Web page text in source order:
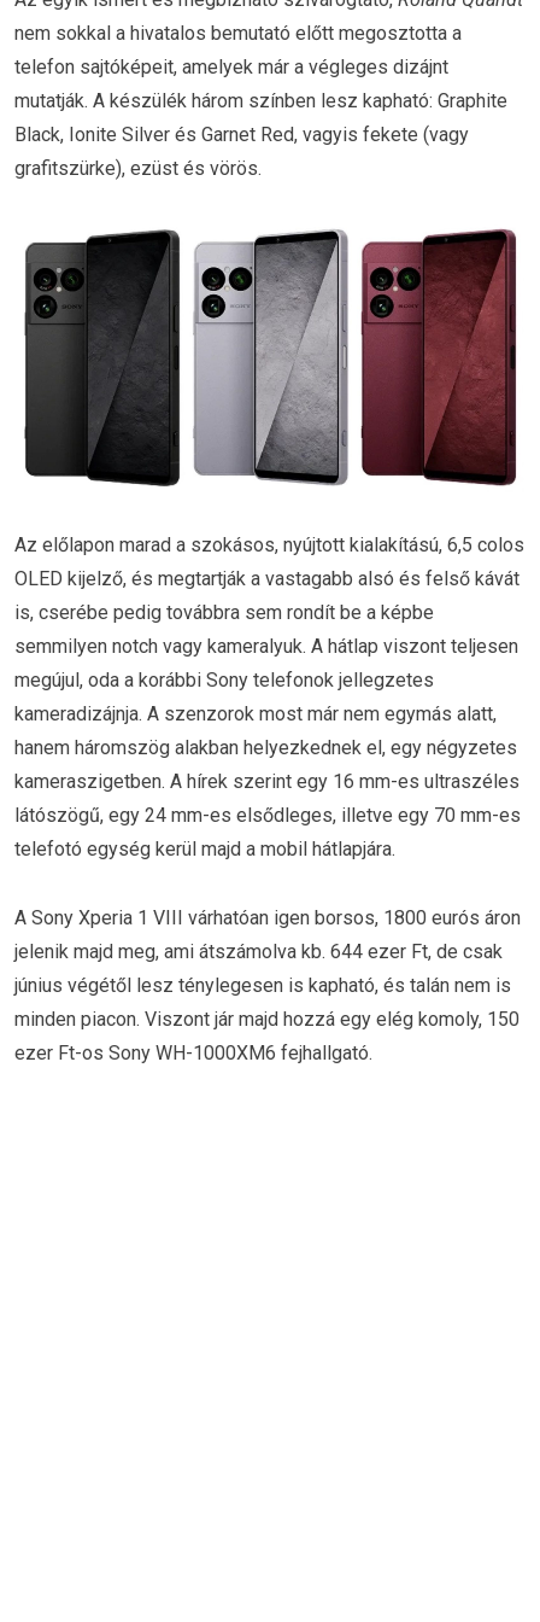
nem sokkal a hivatalos bemutató előtt megosztotta a
telefon sajtóképeit, amelyek már a végleges dizájnt
mutatják. A készülék három színben lesz kapható: Graphite
Black, Ionite Silver és Garnet Red, vagyis fekete (vagy
grafitszürke), ezüst és vörös.
Az előlapon marad a szokásos, nyújtott kialakítású, 6,5 colos
OLED kijelző, és megtartják a vastagabb alsó és felső kávát
is, cserébe pedig továbbra sem rondít be a képbe
semmilyen notch vagy kameralyuk. A hátlap viszont teljesen
megújul, oda a korábbi Sony telefonok jellegzetes
kameradizájnja. A szenzorok most már nem egymás alatt,
hanem háromszög alakban helyezkednek el, egy négyzetes
kameraszigetben. A hírek szerint egy 16 mm-es ultraszéles
látószögű, egy 24 mm-es elsődleges, illetve egy 70 mm-es
telefotó egység kerül majd a mobil hátlapjára.
A Sony Xperia 1 VIII várhatóan igen borsos, 1800 eurós áron
jelenik majd meg, ami átszámolva kb. 644 ezer Ft, de csak
június végétől lesz ténylegesen is kapható, és talán nem is
minden piacon. Viszont jár majd hozzá egy elég komoly, 150
ezer Ft-os Sony WH-1000XM6 fejhallgató.